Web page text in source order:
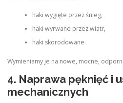
haki wygięte przez śnieg,
haki wyrwane przez wiatr,
haki skorodowane.
Wymieniamy je na nowe, mocne,
4. Naprawa pęknięć i
mechanicznych